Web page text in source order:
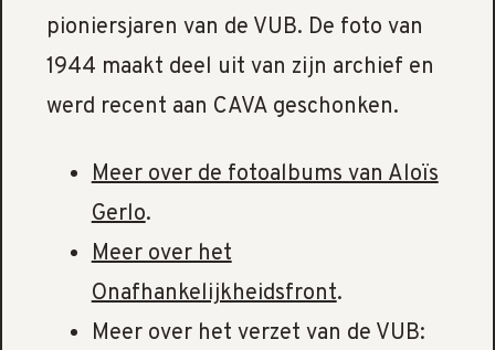
pioniersjaren van de VUB. De foto van
1944 maakt deel uit van zijn archief en
werd recent aan CAVA geschonken.
Meer over de fotoalbums van Aloïs
Gerlo.
Meer over het
Onafhankelijkheidsfront.
Meer over het verzet van de VUB: